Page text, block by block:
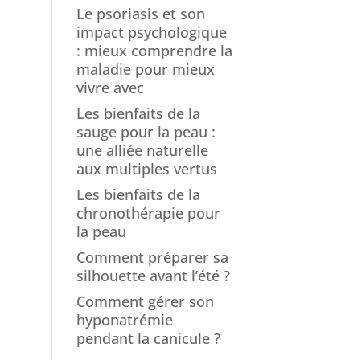
Le psoriasis et son
impact psychologique
: mieux comprendre la
maladie pour mieux
vivre avec
Les bienfaits de la
sauge pour la peau :
une alliée naturelle
aux multiples vertus
Les bienfaits de la
chronothérapie pour
la peau
Comment préparer sa
silhouette avant l’été ?
Comment gérer son
hyponatrémie
pendant la canicule ?